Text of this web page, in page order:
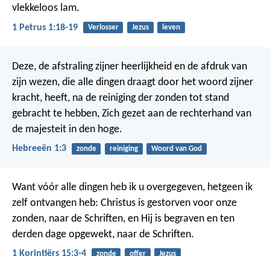
vlekkeloos lam.
1 Petrus 1:18-19 Verlosser Jezus leven
Deze, de afstraling zijner heerlijkheid en de afdruk van
zijn wezen, die alle dingen draagt door het woord zijner
kracht, heeft, na de reiniging der zonden tot stand
gebracht te hebben, Zich gezet aan de rechterhand van
de majesteit in den hoge.
Hebreeën 1:3 zonde reiniging Woord van God
Want vóór alle dingen heb ik u overgegeven, hetgeen ik
zelf ontvangen heb: Christus is gestorven voor onze
zonden, naar de Schriften, en Hij is begraven en ten
derden dage opgewekt, naar de Schriften.
1 Korintiërs 15:3-4 zonde offer Jezus